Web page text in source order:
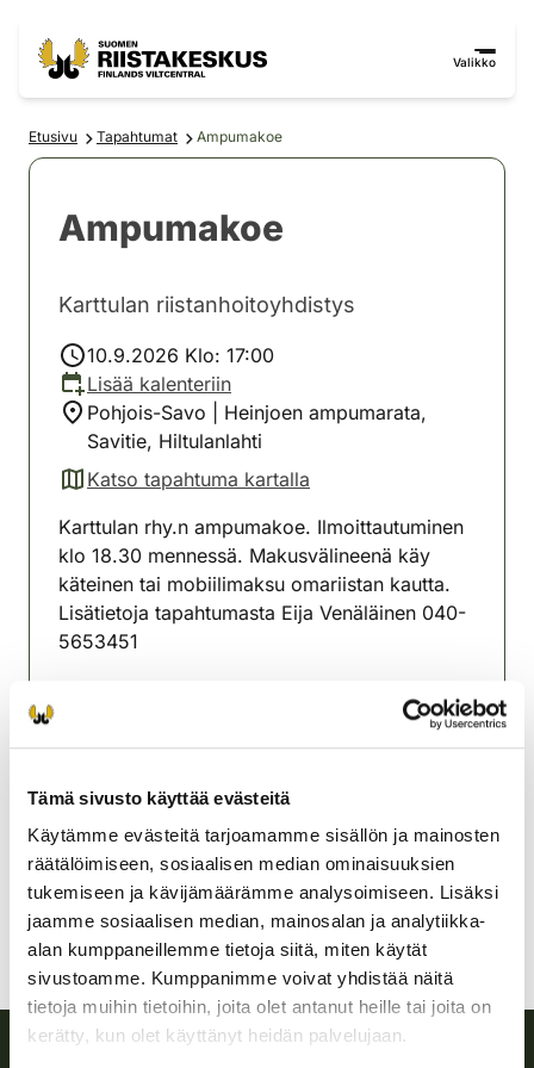
Tämä sivusto käyttää evästeitä
Käytämme evästeitä tarjoamamme sisällön ja mainosten
räätälöimiseen, sosiaalisen median ominaisuuksien
tukemiseen ja kävijämäärämme analysoimiseen. Lisäksi
jaamme sosiaalisen median, mainosalan ja analytiikka-
alan kumppaneillemme tietoja siitä, miten käytät
sivustoamme. Kumppanimme voivat yhdistää näitä
tietoja muihin tietoihin, joita olet antanut heille tai joita on
kerätty, kun olet käyttänyt heidän palvelujaan.
Valikko
Etusivu Tapahtumat Ampumakoe
Ampumakoe
Karttulan riistanhoitoyhdistys
10.9.2026 Klo: 17:00
Lisää kalenteriin
Pohjois-Savo | Heinjoen ampumarata,
Savitie, Hiltulanlahti
Katso tapahtuma kartalla
(avautuu uuteen välilehteen)
Karttulan rhy.n ampumakoe. Ilmoittautuminen
klo 18.30 mennessä. Makusvälineenä käy
käteinen tai mobiilimaksu omariistan kautta.
Lisätietoja tapahtumasta Eija Venäläinen 040-
5653451
Pohjois-Savo
0405653451
karttula@rhy.riista.fi